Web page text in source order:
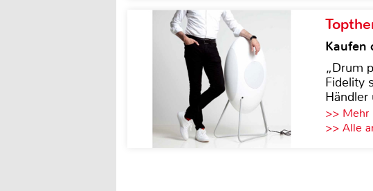
Kaufen
„Drum
Fidelity
Händler
>> Mehr
>> Alle